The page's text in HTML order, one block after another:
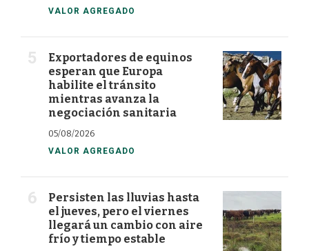
VALOR AGREGADO
Exportadores de equinos
esperan que Europa
habilite el tránsito
mientras avanza la
negociación sanitaria
05/08/2026
VALOR AGREGADO
Persisten las lluvias hasta
el jueves, pero el viernes
llegará un cambio con aire
frío y tiempo estable